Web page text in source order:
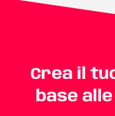
Crea il
base